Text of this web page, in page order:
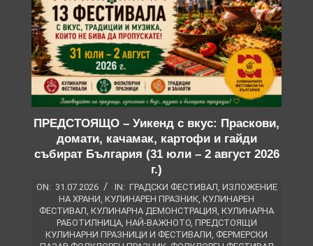
ПРЕДСТОЯЩО – Уикенд с вкус: Праскови,
домати, качамак, картофи и гайди
събират България (31 юли – 2 август 2026
г.)
ON: 31.07.2026 IN: ГРАДСКИ ФЕСТИВАЛ ИЗЛОЖЕНИЕ
НА ХРАНИ КУЛИНАРЕН ПРАЗНИК КУЛИНАРЕН
ФЕСТИВАЛ КУЛИНАРНА ДЕМОНСТРАЦИЯ КУЛИНАРНА
РАБОТИЛНИЦА, НАЙ-ВАЖНОТО, ПРЕДСТОЯЩИ
КУЛИНАРНИ ПРАЗНИЦИ И ФЕСТИВАЛИ ФЕРМЕРСКИ